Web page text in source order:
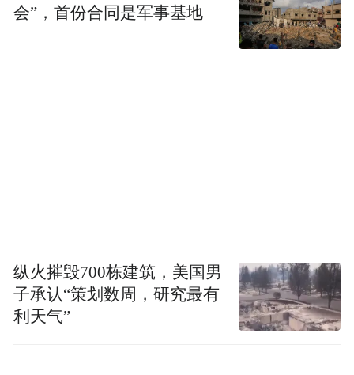
会”，首份合同是军事基地
纵火摧毁700栋建筑，美国男
子承认“策划数周，研究最有
利天气”